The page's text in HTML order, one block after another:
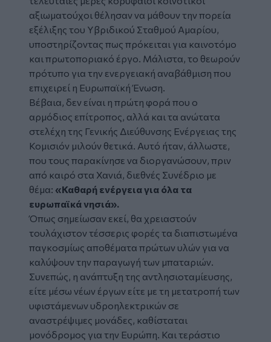
αξιωματούχοι θέλησαν να μάθουν την πορεία
εξέλιξης του Υβριδικού Σταθμού Αμαρίου,
υποστηρίζοντας πως πρόκειται για καινοτόμο
και πρωτοποριακό έργο. Μάλιστα, το θεωρούν
πρότυπο για την ενεργειακή αναβάθμιση που
επιχειρεί η Ευρωπαϊκή Ένωση.
Βέβαια, δεν είναι η πρώτη φορά που ο
αρμόδιος επίτροπος, αλλά και τα ανώτατα
στελέχη της Γενικής Διεύθυνσης Ενέργειας της
Κομισιόν μιλούν θετικά. Αυτό ήταν, άλλωστε,
που τους παρακίνησε να διοργανώσουν, πριν
από καιρό στα Χανιά, διεθνές Συνέδριο με
θέμα: «Καθαρή ενέργεια για όλα τα
ευρωπαϊκά νησιά».
Όπως σημείωσαν εκεί, θα χρειαστούν
τουλάχιστον τέσσερις φορές τα διαπιστωμένα
παγκοσμίως αποθέματα πρώτων υλών για να
καλύψουν την παραγωγή των μπαταριών.
Συνεπώς, η ανάπτυξη της αντλησιοταμίευσης,
είτε μέσω νέων έργων είτε με τη μετατροπή των
υφιστάμενων υδροηλεκτρικών σε
αναστρέψιμες μονάδες, καθίσταται
μονόδρομος για την Ευρώπη. Και τεράστιο